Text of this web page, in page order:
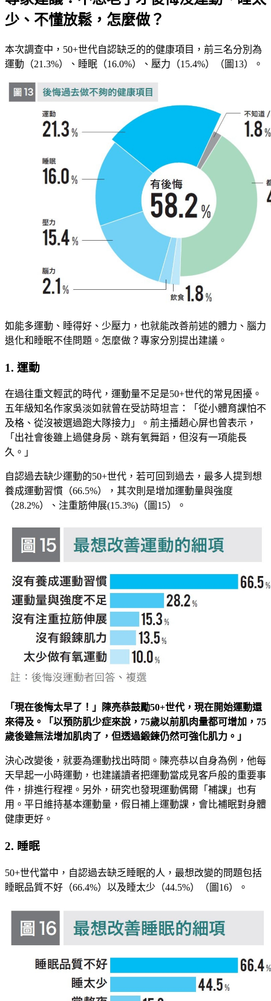
少、不懂放鬆，怎麼做？
本次調查中，50+世代自認缺乏的的健康項目，前三名分別為
運動（21.3%）、睡眠（16.0%）、壓力（15.4%）（圖13）。
如能多運動、睡得好、少壓力，也就能改善前述的體力、腦力
退化和睡眠不佳問題。怎麼做？專家分別提出建議。
1. 運動
在過往重文輕武的時代，運動量不足是50+世代的常見困擾。
五年級知名作家吳淡如就曾在受訪時坦言：「從小體育課怕不
及格、從沒被選過跑大隊接力」。前主播趙心屏也曾表示，
「出社會後雖上過健身房、跳有氧舞蹈，但沒有一項能長
久。」
自認過去缺少運動的50+世代，若可回到過去，最多人提到想
養成運動習慣（66.5%），其次則是增加運動量與強度
（28.2%）、注重筋伸展(15.3%)（圖15）。
「現在後悔太早了！」陳亮恭鼓勵50+世代，現在開始運動還
來得及。「以預防肌少症來說，75歲以前肌肉量都可增加，75
歲後雖無法增加肌肉了，但透過鍛鍊仍然可強化肌力。」
決心改變後，就要為運動找出時間。陳亮恭以自身為例，他每
天早起一小時運動，也建議讀者把運動當成見客戶般的重要事
件，排進行程裡。另外，研究也發現運動偶爾「補課」也有
用。平日維持基本運動量，假日補上運動課，會比補眠對身體
健康更好。
2. 睡眠
50+世代當中，自認過去缺乏睡眠的人，最想改變的問題包括
睡眠品質不好（66.4%）以及睡太少（44.5%）（圖16）。